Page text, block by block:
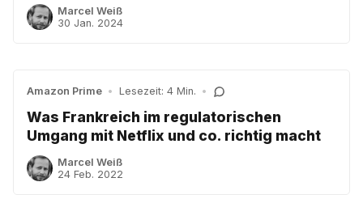
Marcel Weiß
30 Jan. 2024
Amazon Prime • Lesezeit: 4 Min. •
Was Frankreich im regulatorischen
Umgang mit Netflix und co. richtig macht
Marcel Weiß
24 Feb. 2022